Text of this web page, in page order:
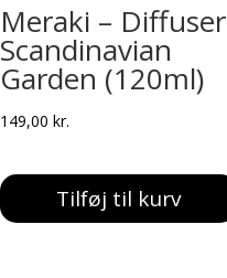
Meraki – Diffuser
Scandinavian
Garden (120ml)
149,00 kr.
Tilføj til kurv